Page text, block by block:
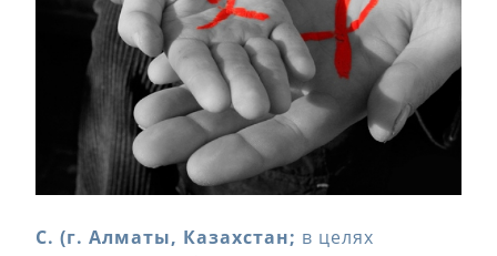
С. (г. Алматы, Казахстан; в целях